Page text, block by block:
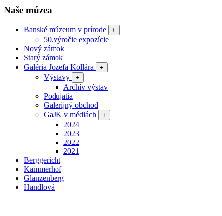
Naše múzea
Banské múzeum v prírode +
50.výročie expozície
Nový zámok
Starý zámok
Galéria Jozefa Kollára
+
Výstavy +
Archív výstav
Podujatia
Galerijný obchod
GaJK v médiách
+
2024
2023
2022
2021
Berggericht
Kammerhof
Glanzenberg
Handlová